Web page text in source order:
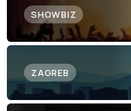
SHOWBIZ
ZAGREB